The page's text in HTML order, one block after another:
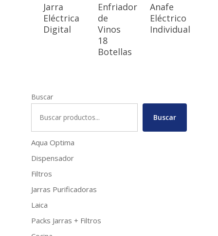
Jarra
Eléctrica
Digital
Enfriadora
de
Vinos
18
Botellas
Anafe
Eléctrico
Individual
Buscar
Buscar
Aqua Optima
Dispensador
Filtros
Jarras Purificadoras
Laica
Packs Jarras + Filtros